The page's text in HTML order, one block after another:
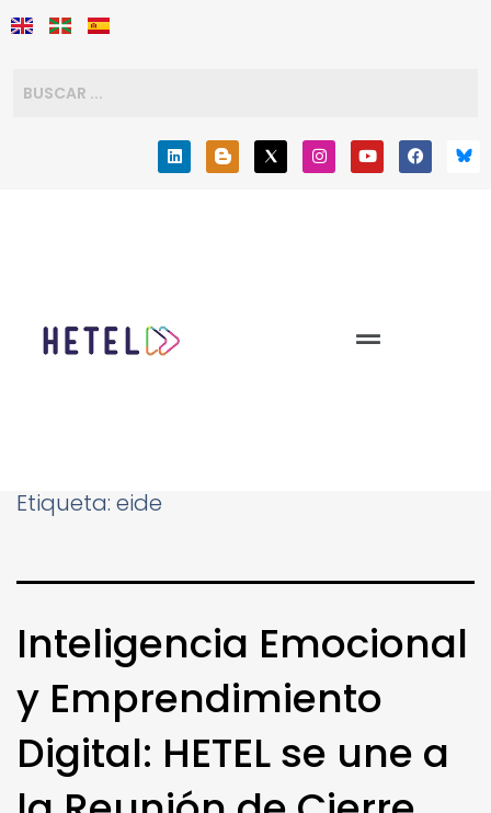
Etiqueta: eide
Inteligencia Emocional
y Emprendimiento
Digital: HETEL se une a